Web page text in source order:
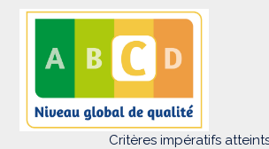
Critères impératifs